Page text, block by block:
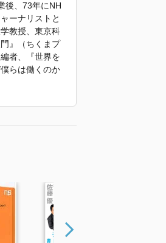
後、73年にNH
ーナリストと
教授、東京科
』（ちくまプ
者、『世界を
らは働くのか